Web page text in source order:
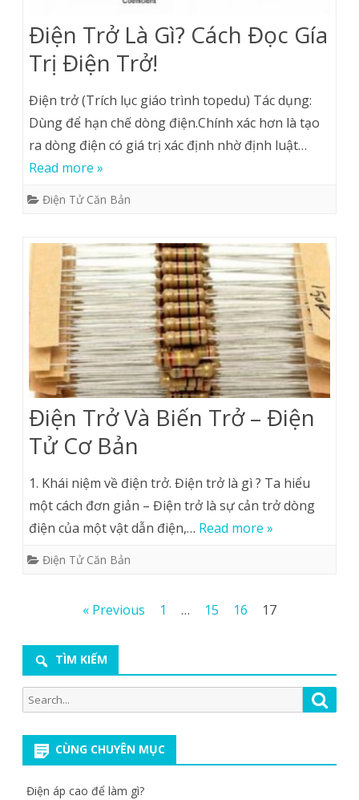
Điện Trở Là Gì? Cách Đọc Gía
Trị Điện Trở!
Điện trở (Trích lục giáo trình topedu) Tác dụng:
Dùng để hạn chế dòng điện.Chính xác hơn là tạo
ra dòng điện có giá trị xác định nhờ định luật…
Read more »
Điện Tử Căn Bản
Điện Trở Và Biến Trở – Điện
Tử Cơ Bản
1. Khái niệm về điện trở. Điện trở là gì ? Ta hiểu
một cách đơn giản – Điện trở là sự cản trở dòng
điện của một vật dẫn điện,… Read more »
Điện Tử Căn Bản
« Previous 1 … 15 16 17
TÌM KIẾM
Search
for:
CÙNG CHUYÊN MỤC
Điện áp cao để làm gì?